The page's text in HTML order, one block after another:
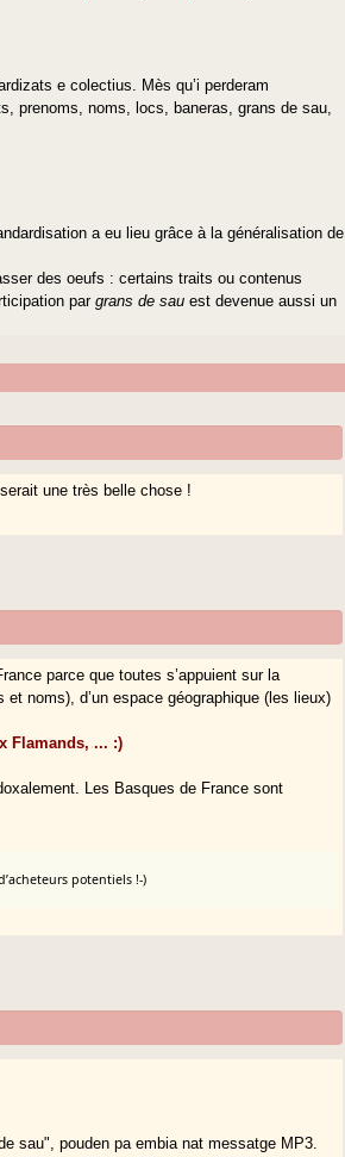
e colectius. Mès qu’i perderam
prenoms, noms, locs, baneras, grans de sau,
a eu lieu grâce à la généralisation de
des oeufs : certains traits ou contenus
pargrans de sau est devenue aussi un
une très belle chose !
parce que toutes s’appuient sur la
noms), d’un espace géographique (les lieux)
Flamands, ... :)
Les Basques de France sont
potentiels !-)
sau", pouden pa embia nat messatge MP3.